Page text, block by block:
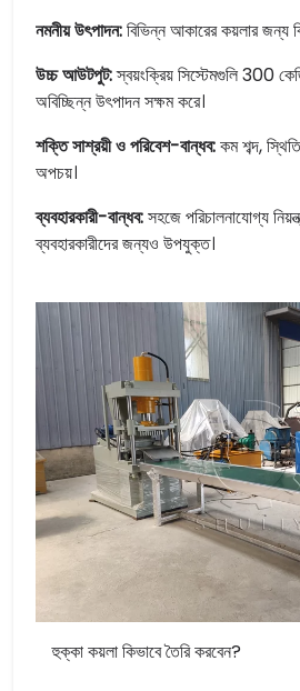
নমনীয় উৎপাদন:বিভিন্ন আকারের কয়লার জন্য
উচ্চ আউটপুট:স্বয়ংক্রিয় সিস্টেমগুলি 300
অবিচ্ছিন্ন উৎপাদন সক্ষম করে।
শক্তি সাশ্রয়ী ও পরিবেশ-বান্ধব:কম শব্দ,
অপচয়।
ব্যবহারকারী-বান্ধব:সহজে পরিচালনাযোগ্য
ব্যবহারকারীদের জন্যও উপযুক্ত।
হুক্কা কয়লা কিভাবে তৈরি করবেন?